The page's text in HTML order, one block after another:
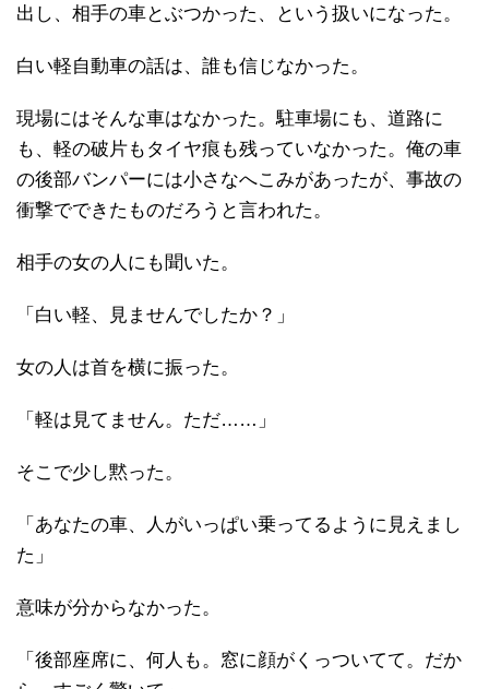
出し、相手の車とぶつかった、という扱いになった。
白い軽自動車の話は、誰も信じなかった。
現場にはそんな車はなかった。駐車場にも、道路に
も、軽の破片もタイヤ痕も残っていなかった。俺の車
の後部バンパーには小さなへこみがあったが、事故の
衝撃でできたものだろうと言われた。
相手の女の人にも聞いた。
「白い軽、見ませんでしたか？」
女の人は首を横に振った。
「軽は見てません。ただ……」
そこで少し黙った。
「あなたの車、人がいっぱい乗ってるように見えまし
た」
意味が分からなかった。
「後部座席に、何人も。窓に顔がくっついてて。だか